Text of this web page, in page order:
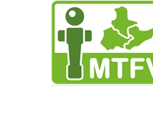
Zum Hauptinhalt